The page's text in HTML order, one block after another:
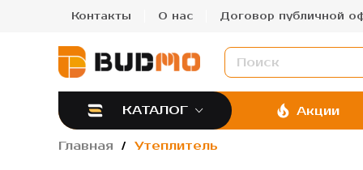
Контакты О нас Договор публичной
КАТАЛОГ Акции
Главная Утеплитель